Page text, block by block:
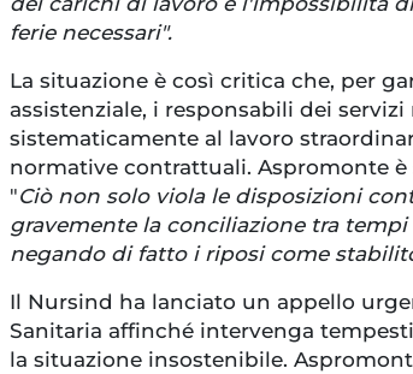
ferie necessari".
La situazione è così critica che, per
assistenziale, i responsabili dei
sistematicamente al lavoro
normative contrattuali. Aspromonte
"Ciò non solo viola le disposizioni
gravemente la conciliazione tra
negando di fatto i riposi come
Il Nursind ha lanciato un appello
Sanitaria affinché intervenga
la situazione insostenibile.